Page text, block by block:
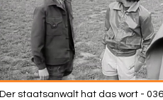
Der staatsanwalt hat das wort -